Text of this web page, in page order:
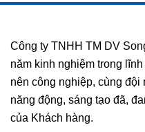
Công ty TNHH TM DV
năm kinh nghiệm trong
nên công nghiệp, cùng đội
năng động, sáng tạo đã,
của Khách hàng.